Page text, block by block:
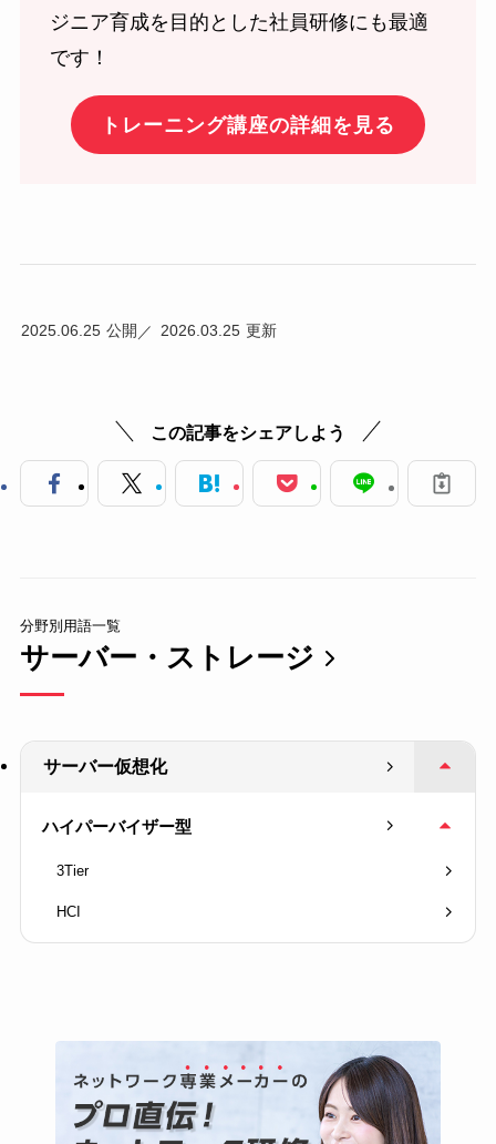
ジニア育成を目的とした社員研修にも最適
です！
トレーニング講座の詳細を見る
2025.06.25 2026.03.25
この記事をシェアしよう
分野別用語一覧
サーバー・ストレージ
サーバー仮想化
ハイパーバイザー型
3Tier
HCI